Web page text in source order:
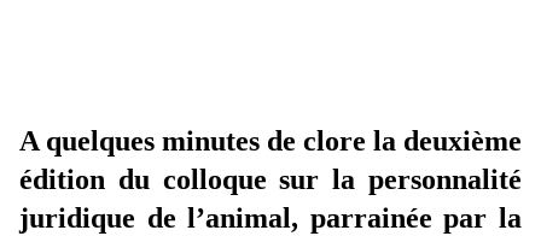
A quelques minutes de clore la deuxième
édition du colloque sur la personnalité
juridique de l’animal, parrainée par la